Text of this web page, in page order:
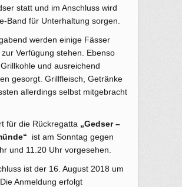
statt und im Anschluss wird
Band für Unterhaltung sorgen.
werden einige Fässer
Verfügung stehen. Ebenso
und ausreichend
gesorgt. Grillfleisch, Getränke
allerdings selbst mitgebracht
für die Rückregatta „Gedser –
ist am Sonntag gegen
und 11.20 Uhr vorgesehen.
ist der 16. August 2018 um
Anmeldung erfolgt